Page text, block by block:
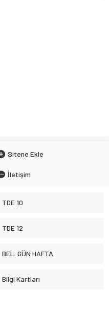
Sitene Ekle
İletişim
TDE 10
TDE 12
BEL. GÜN HAFTA
Bilgi Kartları